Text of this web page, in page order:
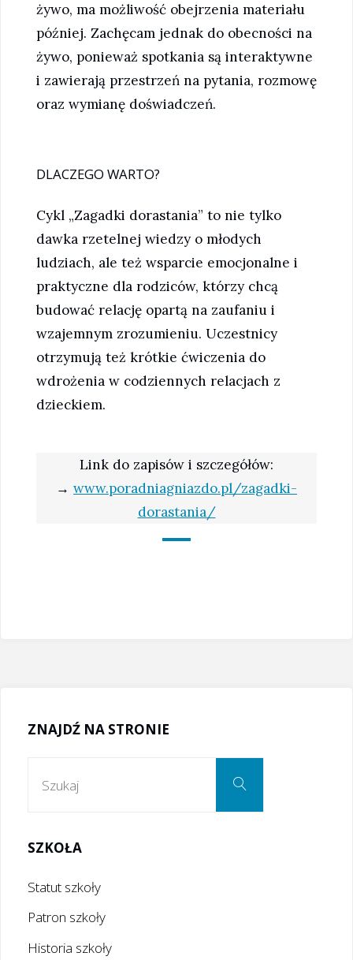
żywo, ma możliwość obejrzenia materiału
później. Zachęcam jednak do obecności na
żywo, ponieważ spotkania są interaktywne
i zawierają przestrzeń na pytania, rozmowę
oraz wymianę doświadczeń.
DLACZEGO WARTO?
Cykl „Zagadki dorastania” to nie tylko
dawka rzetelnej wiedzy o młodych
ludziach, ale też wsparcie emocjonalne i
praktyczne dla rodziców, którzy chcą
budować relację opartą na zaufaniu i
wzajemnym zrozumieniu. Uczestnicy
otrzymują też krótkie ćwiczenia do
wdrożenia w codziennych relacjach z
dzieckiem.
Link do zapisów i szczegółów:
→ www.poradniagniazdo.pl/zagadki-
dorastania/
ZNAJDŹ NA STRONIE
Szukaj
SZKOŁA
Statut szkoły
Patron szkoły
Historia szkoły